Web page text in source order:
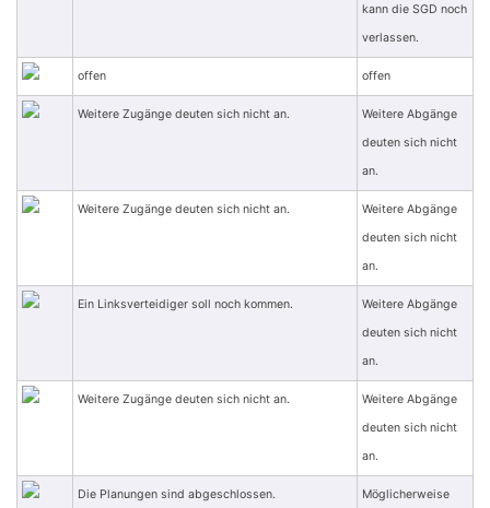
kann die SGD noch
verlassen.
offen offen
Weitere Zugänge deuten sich nicht an.
Weitere Abgänge
deuten sich nicht
an.
Weitere Zugänge deuten sich nicht an.
Weitere Abgänge
deuten sich nicht
an.
Ein Linksverteidiger soll noch kommen.
Weitere Abgänge
deuten sich nicht
an.
Weitere Zugänge deuten sich nicht an.
Weitere Abgänge
deuten sich nicht
an.
Die Planungen sind abgeschlossen. Möglicherweise